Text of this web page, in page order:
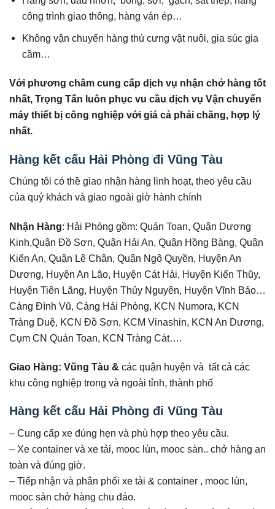
công trình giao thông, hàng ván ép…
Không vận chuyển hàng thú cưng vật nuôi, gia súc gia
cầm…
Với phương châm cung cấp dịch vụ nhận chở hàng tốt
nhất, Trọng Tấn luôn phục vu cầu dịch vụ Vận chuyển
máy thiết bị công nghiệp với giá cả phải chăng, hợp lý
nhất.
Hàng kết cấu Hải Phòng đi Vũng Tàu
Chúng tôi có thề giao nhận hàng linh hoạt, theo yêu cầu
của quý khách và giao ngoài giờ hành chính
Nhận Hàng: Hải Phòng gồm: Quán Toan, Quận Dương
Kinh,Quận Đồ Sơn, Quận Hải An, Quận Hồng Bàng, Quận
Kiến An, Quận Lê Chân, Quận Ngô Quyền, Huyện An
Dương, Huyện An Lão, Huyện Cát Hải, Huyện Kiến Thũy,
Huyện Tiên Lãng, Huyện Thủy Nguyên, Huyện Vĩnh Bảo…
Cảng Đình Vũ, Cảng Hải Phòng, KCN Numora, KCN
Tràng Duệ, KCN Đồ Sơn, KCM Vinashin, KCN An Dương,
Cụm CN Quán Toan, KCN Tràng Cát….
Giao Hàng: Vũng Tàu & các quận huyện và tất cả các
khu công nghiệp trong và ngoài tỉnh, thành phố
Hàng kết cấu Hải Phòng đi Vũng Tàu
– Cung cấp xe đúng hẹn và phù hợp theo yêu cầu.
– Xe container và xe tải, mooc lùn, mooc sàn.. chở hàng an
toàn và đúng giờ.
– Tiếp nhận và phân phối xe tải & container , mooc lùn,
mooc sàn chở hàng chu đáo.